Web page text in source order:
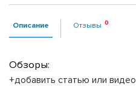
Описание Отзывы
Обзоры:
+добавить статью или видео